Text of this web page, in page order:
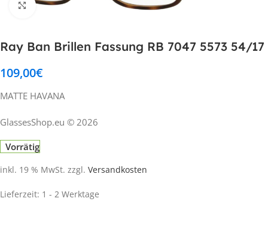
Klick zum Vergrößern
Ray Ban Brillen Fassung RB 7047 5573 54/17
109,00€
MATTE HAVANA
GlassesShop.eu © 2026
Vorrätig
inkl. 19 % MwSt. zzgl. Versandkosten
Lieferzeit: 1 - 2 Werktage